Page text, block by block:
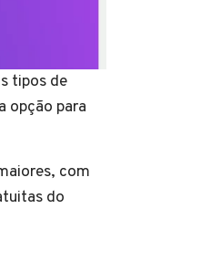
tipos de
opção para
com
do